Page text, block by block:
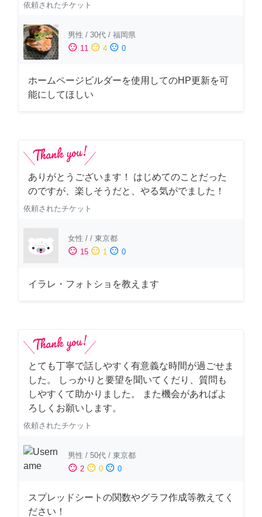
依頼されたチケット
男性 / 30代 / 福岡県
sentiment_satisfied 11 sentiment_neutral 4 sentiment_dissatisfied 0
ホームページビルダーを使用してのHP更新を可
能にしてほしい
ありがとうございます！ はじめてのことだった
のですが、楽しそうだと、やる気がでました！
依頼されたチケット
女性 / / 東京都
sentiment_satisfied 15 sentiment_neutral 1 sentiment_dissatisfied 0
イラレ・フォトショを教えます
とても丁寧で話しやすく有意義な時間が過ごせま
した。 しっかりと要望を聞いてくだり、質問も
しやすくて助かりました。 また機会があればよ
ろしくお願いします。
依頼されたチケット
男性 / 50代 / 東京都
sentiment_satisfied 2 sentiment_neutral 0 sentiment_dissatisfied 0
スプレッドシートの関数やグラフ作成等教えてく
ださい！